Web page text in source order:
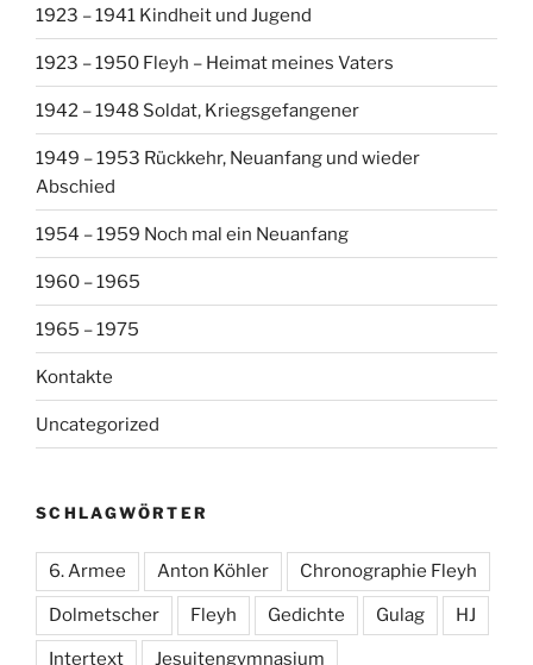
1923 – 1941 Kindheit und Jugend
1923 – 1950 Fleyh – Heimat meines Vaters
1942 – 1948 Soldat, Kriegsgefangener
1949 – 1953 Rückkehr, Neuanfang und wieder
Abschied
1954 – 1959 Noch mal ein Neuanfang
1960 – 1965
1965 – 1975
Kontakte
Uncategorized
SCHLAGWÖRTER
6. Armee Anton Köhler Chronographie Fleyh
Dolmetscher Fleyh Gedichte Gulag HJ
Intertext Jesuitengymnasium